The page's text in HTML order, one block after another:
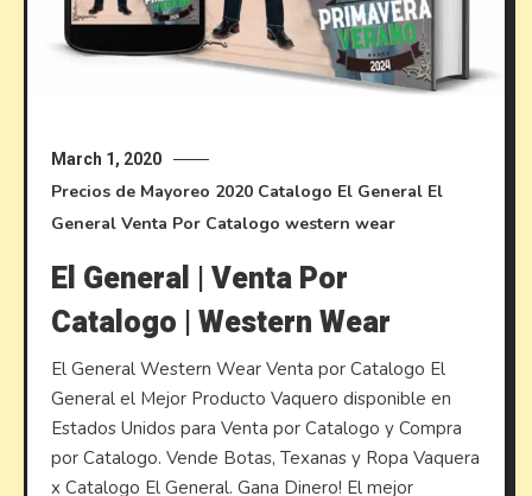
March 1, 2020
Precios de Mayoreo 2020 Catalogo El General El
General Venta Por Catalogo western wear
El General | Venta Por
Catalogo | Western Wear
El General Western Wear Venta por Catalogo El
General el Mejor Producto Vaquero disponible en
Estados Unidos para Venta por Catalogo y Compra
por Catalogo. Vende Botas, Texanas y Ropa Vaquera
x Catalogo El General. Gana Dinero! El mejor